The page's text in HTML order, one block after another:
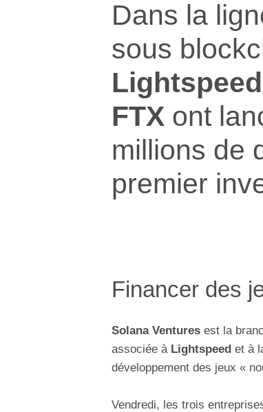
Dans la
sous
FTX ont
millions de
premier
Financer des
Solana Ventures est la
associée à Lightspeed et à
développement des jeux «
Vendredi, les trois